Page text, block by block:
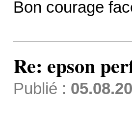
Bon courage
Re: epson
Publié :